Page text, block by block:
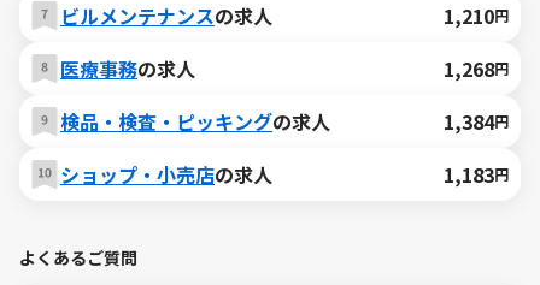
ビルメンテナンスの求人 1,210円
医療事務の求人 1,268円
検品・検査・ピッキングの求人 1,384円
ショップ・小売店の求人 1,183円
よくあるご質問